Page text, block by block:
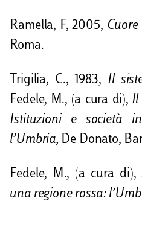
Ramella, F, 2005, Cuore
Roma.
Trigilia, C., 1983, Il
Fedele, M., (a cura di), Il
Istituzioni e società
l’Umbria, De Donato,
Fedele, M., (a cura di),
una regione rossa: